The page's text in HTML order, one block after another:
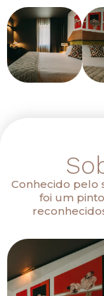
Conhecido pelo
foi um